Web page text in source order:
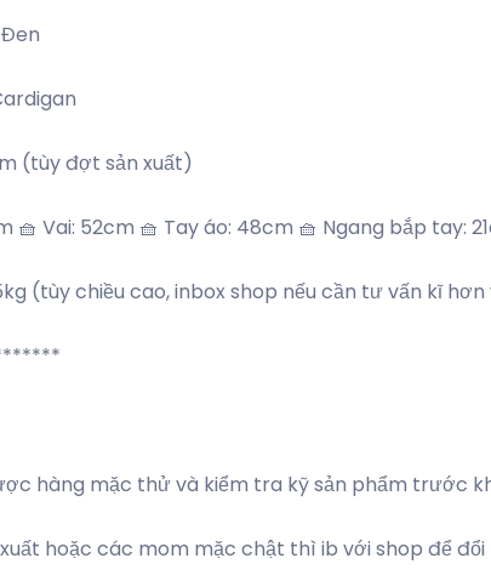
Đen
(tùy đợt sản xuất)
🧺 Vai: 52cm 🧺 Tay áo: 48cm 🧺 Ngang bắp tay:
(tùy chiều cao, inbox shop nếu cần tư vấn kĩ hơn
hàng mặc thử và kiểm tra kỹ sản phẩm trước
xuất hoặc các mom mặc chật thì ib với shop để